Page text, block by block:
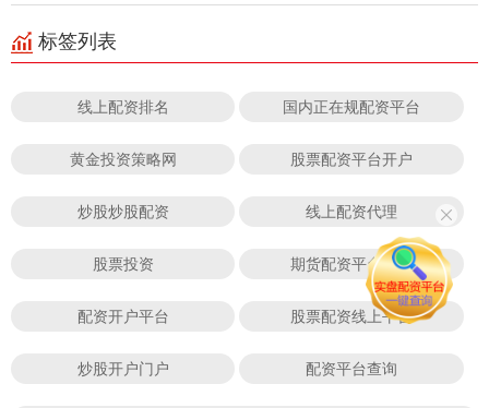
标签列表
线上配资排名 国内正在规配资平台
黄金投资策略网 股票配资平台开户
炒股炒股配资 线上配资代理
股票投资 期货配资平台门户
配资开户平台 股票配资线上平台
炒股开户门户 配资平台查询